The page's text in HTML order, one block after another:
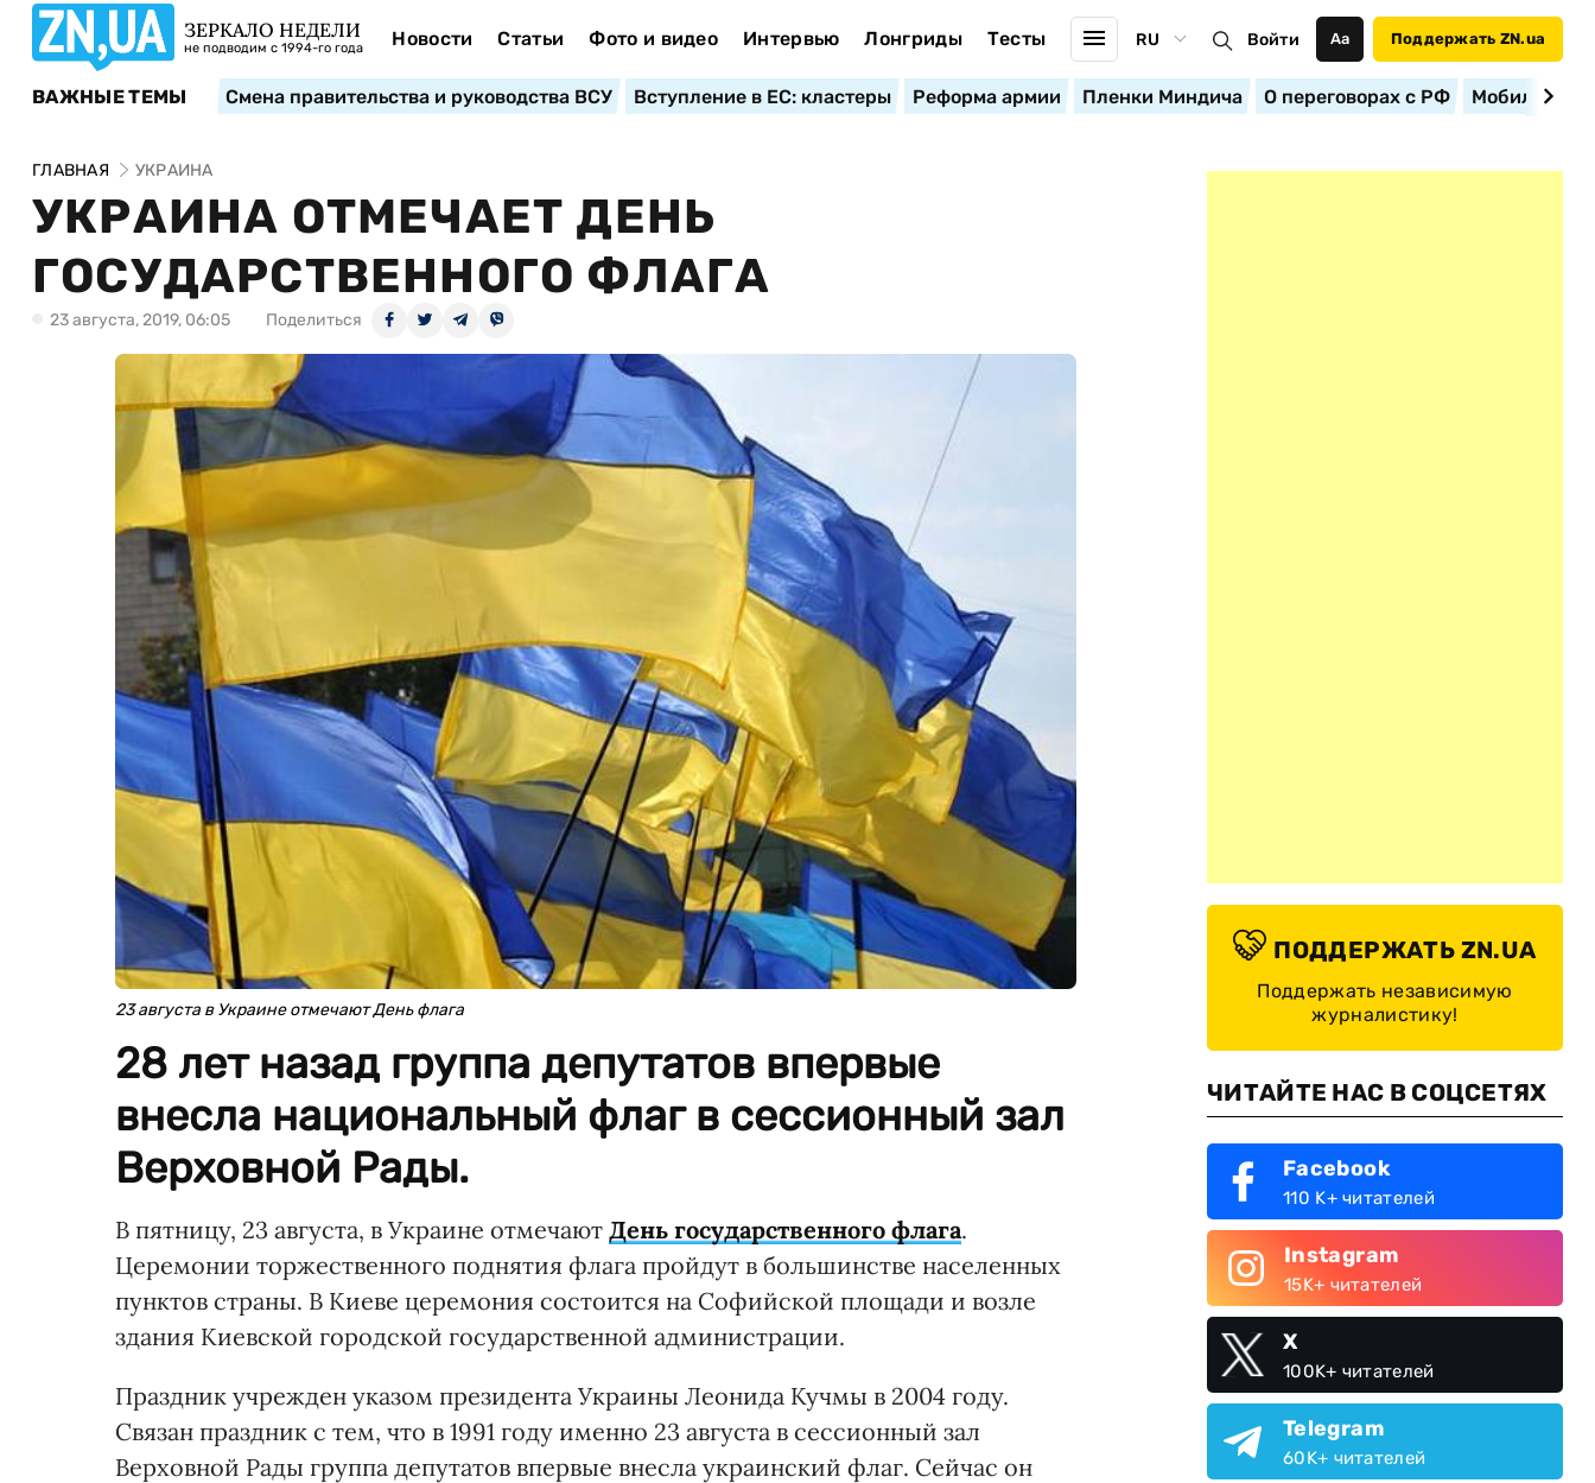
ЗЕРКАЛО НЕДЕЛИ
не подводим с 1994-го года Новости Статьи Фото и видео Интервью Лонгриды Тесты RU Войти Аа Поддержать ZN.ua
ВАЖНЫЕ ТЕМЫ Смена правительства и руководства ВСУ Вступление в ЕС: кластеры Реформа армии Пленки Миндича О переговорах с РФ
ГЛАВНАЯ УКРАИНА
УКРАИНА ОТМЕЧАЕТ ДЕНЬ
ГОСУДАРСТВЕННОГО ФЛАГА
23 августа, 2019, 06:05 Поделиться
23 августа в Украине отмечают День флага
28 лет назад группа депутатов впервые
внесла национальный флаг в сессионный зал
Верховной Рады.
В пятницу, 23 августа, в Украине отмечают День государственного флага.
Церемонии торжественного поднятия флага пройдут в большинстве населенных
пунктов страны. В Киеве церемония состоится на Софийской площади и возле
здания Киевской городской государственной администрации.
Праздник учрежден указом президента Украины Леонида Кучмы в 2004 году.
Связан праздник с тем, что в 1991 году именно 23 августа в сессионный зал
Верховной Рады группа депутатов впервые внесла украинский флаг. Сейчас он
ПОДДЕРЖАТЬ ZN.UA
Поддержать независимую
журналистику!
ЧИТАЙТЕ НАС В СОЦСЕТЯХ
Facebook
110 K+ читателей
Instagram
15K+ читателей
X
100K+ читателей
Telegram
60K+ читателей